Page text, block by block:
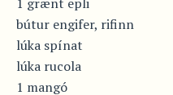
bútur engifer, rifinn
lúka spínat
lúka rucola
1 mangó